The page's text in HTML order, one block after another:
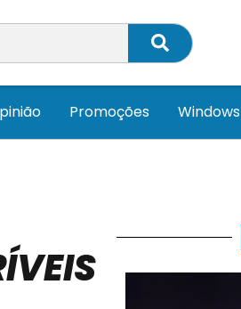
Promoções Windows